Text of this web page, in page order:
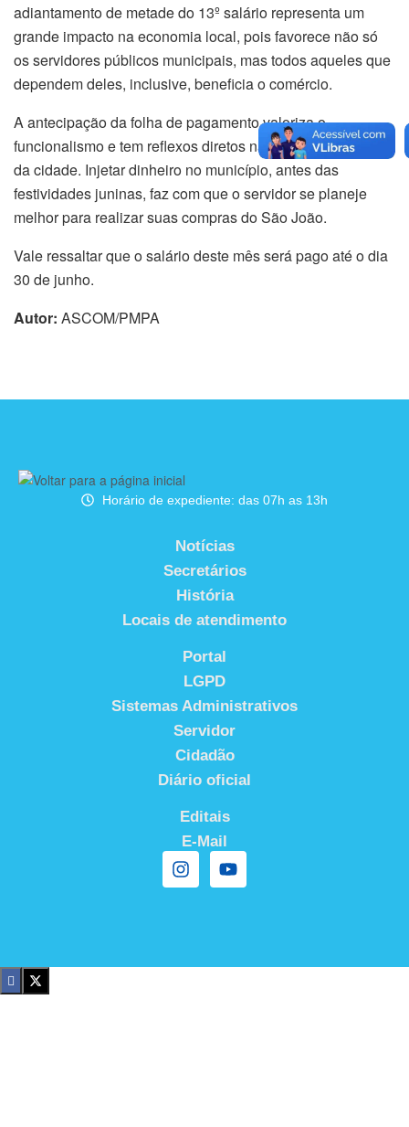
adiantamento de metade do 13º salário representa um
grande impacto na economia local, pois favorece não só
os servidores públicos municipais, mas todos aqueles que
dependem deles, inclusive, beneficia o comércio.
A antecipação da folha de pagamento valoriza o
funcionalismo e tem reflexos diretos na cadeia produtiva
da cidade. Injetar dinheiro no município, antes das
festividades juninas, faz com que o servidor se planeje
melhor para realizar suas compras do São João.
Vale ressaltar que o salário deste mês será pago até o dia
30 de junho.
Autor: ASCOM/PMPA
Horário de expediente: das 07h as 13h
Notícias
Secretários
História
Locais de atendimento
Portal
LGPD
Sistemas Administrativos
Servidor
Cidadão
Diário oficial
Editais
E-Mail